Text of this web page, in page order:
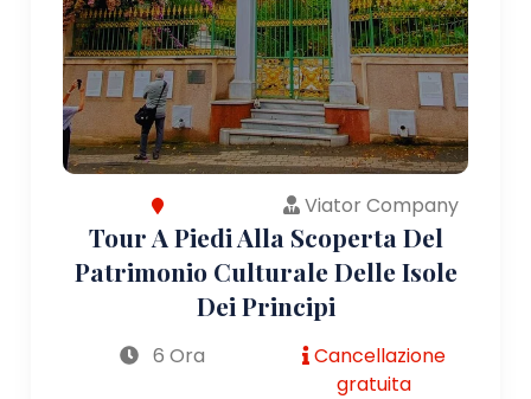
Viator Company
Tour A Piedi Alla Scoperta Del
Patrimonio Culturale Delle Isole
Dei Principi
6 Ora
Cancellazione
gratuita